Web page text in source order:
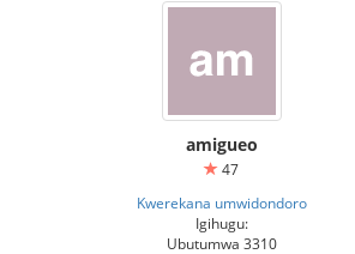
amigueo
47
Kwerekana umwidondoro
Igihugu:
Ubutumwa 3310